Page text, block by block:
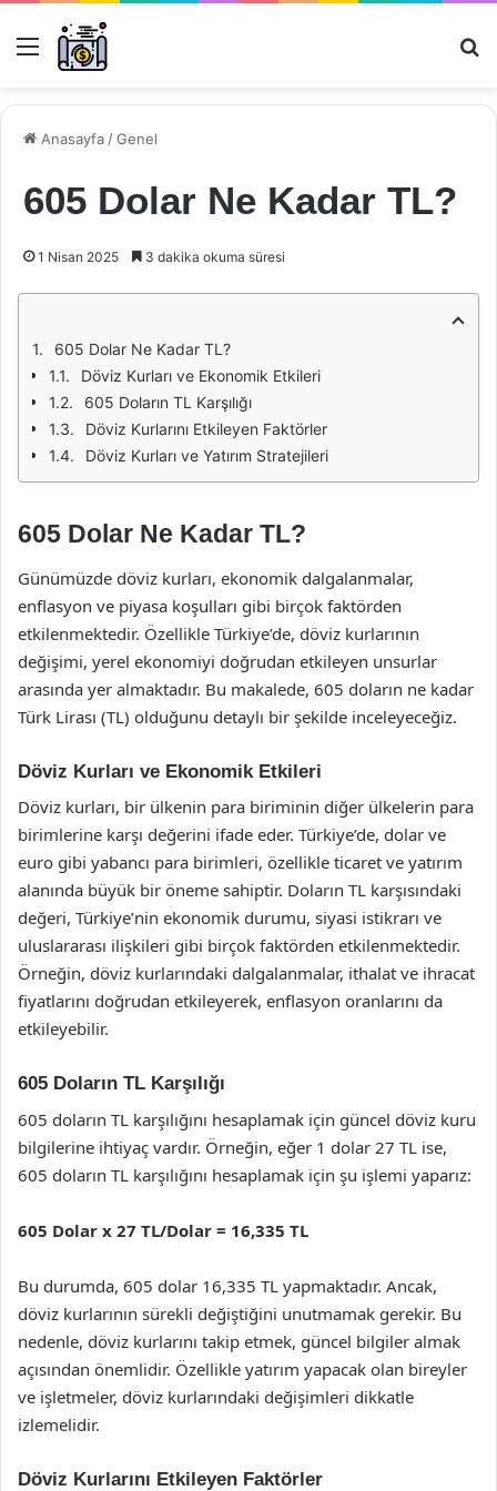
Menü
Anasayfa /Genel
605 Dolar Ne Kadar TL?
1 Nisan 2025 3 dakika okuma süresi
605 Dolar Ne Kadar TL?
Döviz Kurları ve Ekonomik Etkileri
605 Doların TL Karşılığı
Döviz Kurlarını Etkileyen Faktörler
Döviz Kurları ve Yatırım Stratejileri
605 Dolar Ne Kadar TL?
Günümüzde döviz kurları, ekonomik dalgalanmalar,
enflasyon ve piyasa koşulları gibi birçok faktörden
etkilenmektedir. Özellikle Türkiye’de, döviz kurlarının
değişimi, yerel ekonomiyi doğrudan etkileyen unsurlar
arasında yer almaktadır. Bu makalede, 605 doların ne kadar
Türk Lirası (TL) olduğunu detaylı bir şekilde inceleyeceğiz.
Döviz Kurları ve Ekonomik Etkileri
Döviz kurları, bir ülkenin para biriminin diğer ülkelerin para
birimlerine karşı değerini ifade eder. Türkiye’de, dolar ve
euro gibi yabancı para birimleri, özellikle ticaret ve yatırım
alanında büyük bir öneme sahiptir. Doların TL karşısındaki
değeri, Türkiye’nin ekonomik durumu, siyasi istikrarı ve
uluslararası ilişkileri gibi birçok faktörden etkilenmektedir.
Örneğin, döviz kurlarındaki dalgalanmalar, ithalat ve ihracat
fiyatlarını doğrudan etkileyerek, enflasyon oranlarını da
etkileyebilir.
605 Doların TL Karşılığı
605 doların TL karşılığını hesaplamak için güncel döviz kuru
bilgilerine ihtiyaç vardır. Örneğin, eğer 1 dolar 27 TL ise,
605 doların TL karşılığını hesaplamak için şu işlemi yaparız:
605 Dolar x 27 TL/Dolar = 16,335 TL
Bu durumda, 605 dolar 16,335 TL yapmaktadır. Ancak,
döviz kurlarının sürekli değiştiğini unutmamak gerekir. Bu
nedenle, döviz kurlarını takip etmek, güncel bilgiler almak
açısından önemlidir. Özellikle yatırım yapacak olan bireyler
ve işletmeler, döviz kurlarındaki değişimleri dikkatle
izlemelidir.
Döviz Kurlarını Etkileyen Faktörler